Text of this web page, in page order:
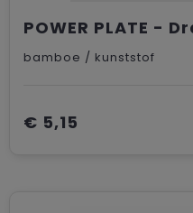
POWER PLATE -
bamboe / kunststof
€ 5,15